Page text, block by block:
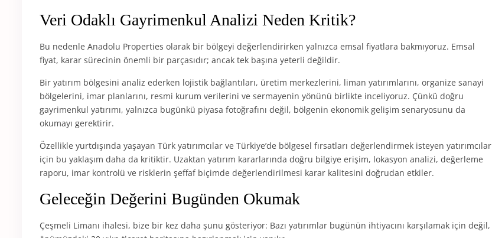
Veri Odaklı Gayrimenkul Analizi Neden Kritik?
Bu nedenle Anadolu Properties olarak bir bölgeyi değerlendirirken yalnızca emsal fiyatlara bakmıyoruz. Emsal
fiyat, karar sürecinin önemli bir parçasıdır; ancak tek başına yeterli değildir.
Bir yatırım bölgesini analiz ederken lojistik bağlantıları, üretim merkezlerini, liman yatırımlarını, organize sanayi
bölgelerini, imar planlarını, resmi kurum verilerini ve sermayenin yönünü birlikte inceliyoruz. Çünkü doğru
gayrimenkul yatırımı, yalnızca bugünkü piyasa fotoğrafını değil, bölgenin ekonomik gelişim senaryosunu da
okumayı gerektirir.
Özellikle yurtdışında yaşayan Türk yatırımcılar ve Türkiye’de bölgesel fırsatları değerlendirmek isteyen yatırımcılar
için bu yaklaşım daha da kritiktir. Uzaktan yatırım kararlarında doğru bilgiye erişim, lokasyon analizi, değerleme
raporu, imar kontrolü ve risklerin şeffaf biçimde değerlendirilmesi karar kalitesini doğrudan etkiler.
Geleceğin Değerini Bugünden Okumak
Çeşmeli Limanı ihalesi, bize bir kez daha şunu gösteriyor: Bazı yatırımlar bugünün ihtiyacını karşılamak için değil,